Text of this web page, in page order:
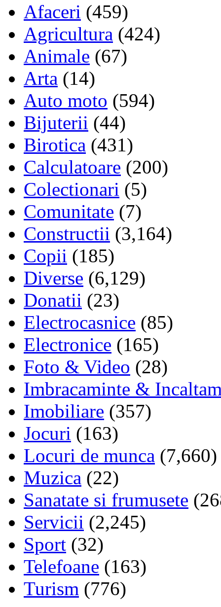
Afaceri (459)
Agricultura (424)
Animale (67)
Arta (14)
Auto moto (594)
Bijuterii (44)
Birotica (431)
Calculatoare (200)
Colectionari (5)
Comunitate (7)
Constructii (3,164)
Copii (185)
Diverse (6,129)
Donatii (23)
Electrocasnice (85)
Electronice (165)
Foto & Video (28)
Imbracaminte &
Imobiliare (357)
Jocuri (163)
Locuri de munca (7,660)
Muzica (22)
Sanatate si frumusete
Servicii (2,245)
Sport (32)
Telefoane (163)
Turism (776)